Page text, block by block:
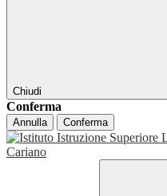
Chiudi
Conferma
Annulla Conferma